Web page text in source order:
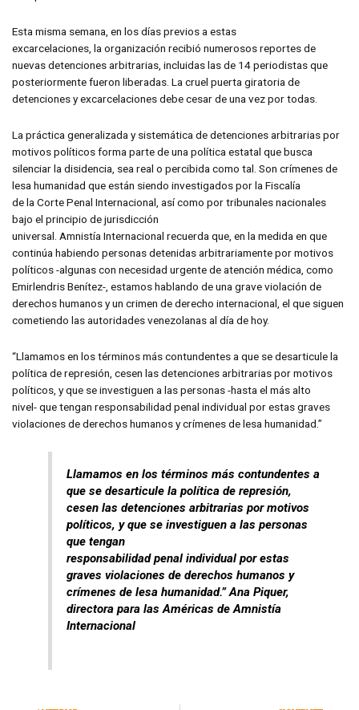
Esta misma semana, en los días previos a estas
excarcelaciones, la organización recibió numerosos reportes de
nuevas detenciones arbitrarias, incluidas las de 14 periodistas que
posteriormente fueron liberadas. La cruel puerta giratoria de
detenciones y excarcelaciones debe cesar de una vez por todas.
La práctica generalizada y sistemática de detenciones arbitrarias por
motivos políticos forma parte de una política estatal que busca
silenciar la disidencia, sea real o percibida como tal. Son crímenes de
lesa humanidad que están siendo investigados por la Fiscalía
de la Corte Penal Internacional, así como por tribunales nacionales
bajo el principio de jurisdicción
universal. Amnistía Internacional recuerda que, en la medida en que
continúa habiendo personas detenidas arbitrariamente por motivos
políticos -algunas con necesidad urgente de atención médica, como
Emirlendris Benítez-, estamos hablando de una grave violación de
derechos humanos y un crimen de derecho internacional, el que siguen
cometiendo las autoridades venezolanas al día de hoy.
“Llamamos en los términos más contundentes a que se desarticule la
política de represión, cesen las detenciones arbitrarias por motivos
políticos, y que se investiguen a las personas -hasta el más alto
nivel- que tengan responsabilidad penal individual por estas graves
violaciones de derechos humanos y crímenes de lesa humanidad.”
Llamamos en los términos más contundentes a
que se desarticule la política de represión,
cesen las detenciones arbitrarias por motivos
políticos, y que se investiguen a las personas
que tengan
responsabilidad penal individual por estas
graves violaciones de derechos humanos y
crímenes de lesa humanidad.” Ana Piquer,
directora para las Américas de Amnistía
Internacional